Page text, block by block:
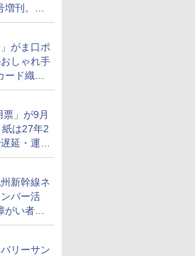
刊。
ースなど
がま口ポ
しゃれ手
ド織の
票」が9月
は27年2
延・運休
新幹線ネ
バー活
い者割
リーサン